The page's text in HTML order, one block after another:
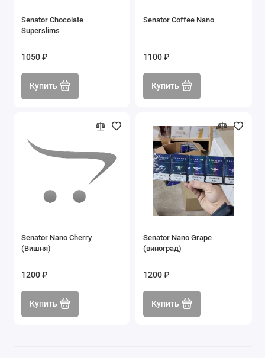
Senator Chocolate
Superslims
1050 ₽
Купить
Senator Coffee Nano
1100 ₽
Купить
Senator Nano Cherry
(Вишня)
1200 ₽
Купить
Senator Nano Grape
(виноград)
1200 ₽
Купить